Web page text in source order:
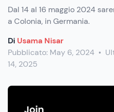
Dal 14 al 16 maggio 2024
a Colonia, in Germania.
Di Usama Nisar
Pubblicato: May 6, 2024 •
14, 2025